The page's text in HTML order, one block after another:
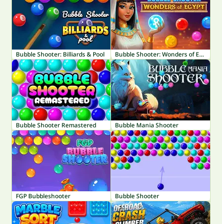
Bubble Shooter: Billiards & Pool Bubble Shooter: Wonders of Egypt
Bubble Shooter Remastered Bubble Mania Shooter
FGP Bubbleshooter Bubble Shooter